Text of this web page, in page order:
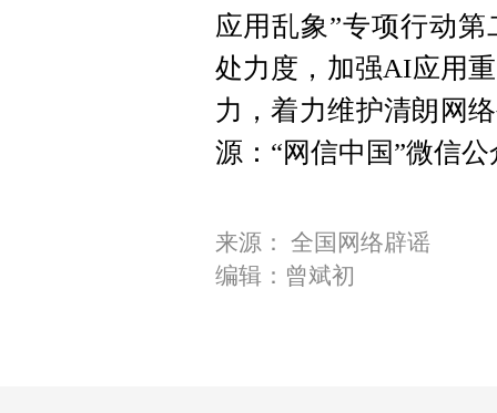
应用乱象”专项行动
处力度，加强AI应用
力，着力维护清朗网
源：“网信中国”微信
来源： 全国网络辟谣
编辑：曾斌初